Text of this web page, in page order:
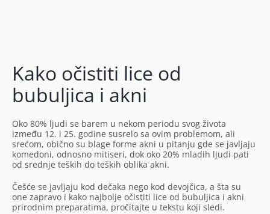
Kako očistiti lice od
bubuljica i akni
Oko 80% ljudi se barem u nekom periodu svog života
između 12. i 25. godine susrelo sa ovim problemom, ali
srećom, obično su blage forme akni u pitanju gde se javljaju
komedoni, odnosno mitiseri, dok oko 20% mladih ljudi pati
od srednje teških do teških oblika akni.
Češće se javljaju kod dečaka nego kod devojčica, a šta su
one zapravo i kako najbolje očistiti lice od bubuljica i akni
prirodnim preparatima, pročitajte u tekstu koji sledi.